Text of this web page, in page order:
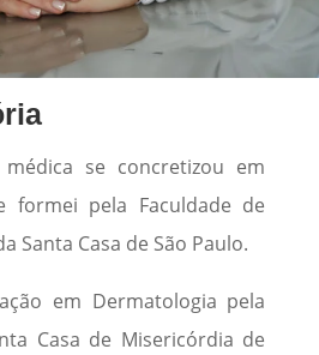
se concretizou em
formei pela Faculdade de
Santa Casa de São Paulo.
em Dermatologia pela
Casa de Misericórdia de